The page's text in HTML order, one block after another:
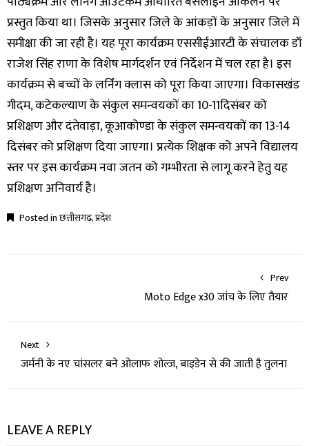
प्रस्तुत किया था। जिसके अनुसार जिले के आंकड़ों के अनुसार जिले में
समीक्षा की जा रही है। यह पूरा कार्यक्रम एससीईआरटी के संचालक डॉ
राजेश सिंह राणा के विशेष मार्गदर्शन एवं निर्देशन में चल रहा है। इस
कार्यक्रम से बच्चों के लर्निंग क्लास को पूरा किया जाएगा। विकासखंड
गीदम, कटेकल्याण के संकुल समन्वयकों का 10-11दिसंबर को
प्रशिक्षण और दंतेवाड़ा, कूआकोण्डा के संकुल समन्वयकों का 13-14
दिसंबर को प्रशिक्षण दिया जाएगा। प्रत्येक शिक्षक को अपने विद्यालय
स्तर पर इस कार्यक्रम नवा जतन को गम्भीरता से लागू करने हेतु यह
प्रशिक्षण अनिवार्य है।
Posted inछत्तीसगढ़,प्रदेश
Prev
Moto Edge x30 जांच के लिए तैयार
Next
जर्मनी के नए चांसलर बने ओलाफ शोल्ज, बाइडेन से की जाती है तुलना
LEAVE A REPLY